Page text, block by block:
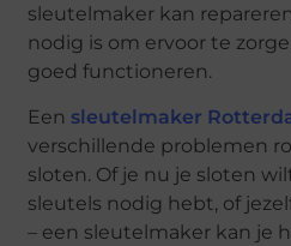
sleutelmaker kan
nodig is om ervoor te
goed functioneren.
Een sleutelmaker
verschillende problemen
sloten. Of je nu je sloten
sleutels nodig hebt, of
– een sleutelmaker kan je